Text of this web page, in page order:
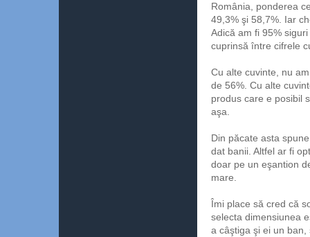
România, ponderea
49,3% şi 58,7%. Iar
Adică am fi 95%
cuprinsă între cifrele
Cu alte cuvinte, nu
de 56%. Cu alte
produs care e posibil
aşa.
Din păcate asta
dat banii. Altfel ar fi
doar pe un eşantion
mare.
Îmi place să cred că
selecta dimensiunea
a câştiga şi ei un